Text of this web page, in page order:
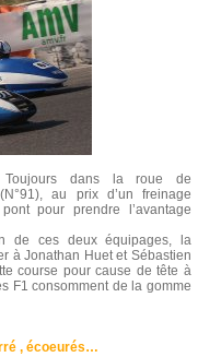
dans la roue de
au prix d’un freinage
pour prendre l’avantage
de ces deux équipages, la
à Jonathan Huet et Sébastien
course pour cause de tête à
F1 consomment de la gomme
, écoeurés…